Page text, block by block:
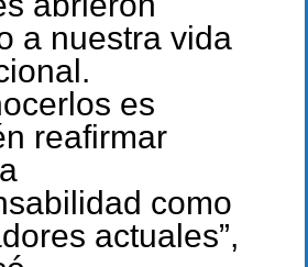
a nuestra vida
es
reafirmar
como
actuales”,